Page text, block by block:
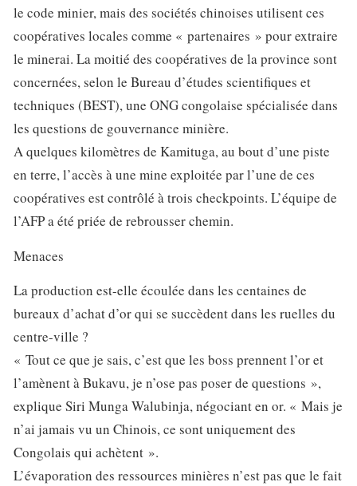
le code minier, mais des sociétés chinoises utilisent ces
coopératives locales comme « partenaires » pour extraire
le minerai. La moitié des coopératives de la province sont
concernées, selon le Bureau d’études scientifiques et
techniques (BEST), une ONG congolaise spécialisée dans
les questions de gouvernance minière.
A quelques kilomètres de Kamituga, au bout d’une piste
en terre, l’accès à une mine exploitée par l’une de ces
coopératives est contrôlé à trois checkpoints. L’équipe de
l’AFP a été priée de rebrousser chemin.
Menaces
La production est-elle écoulée dans les centaines de
bureaux d’achat d’or qui se succèdent dans les ruelles du
centre-ville ?
« Tout ce que je sais, c’est que les boss prennent l’or et
l’amènent à Bukavu, je n’ose pas poser de questions »,
explique Siri Munga Walubinja, négociant en or. « Mais je
n’ai jamais vu un Chinois, ce sont uniquement des
Congolais qui achètent ».
L’évaporation des ressources minières n’est pas que le fait